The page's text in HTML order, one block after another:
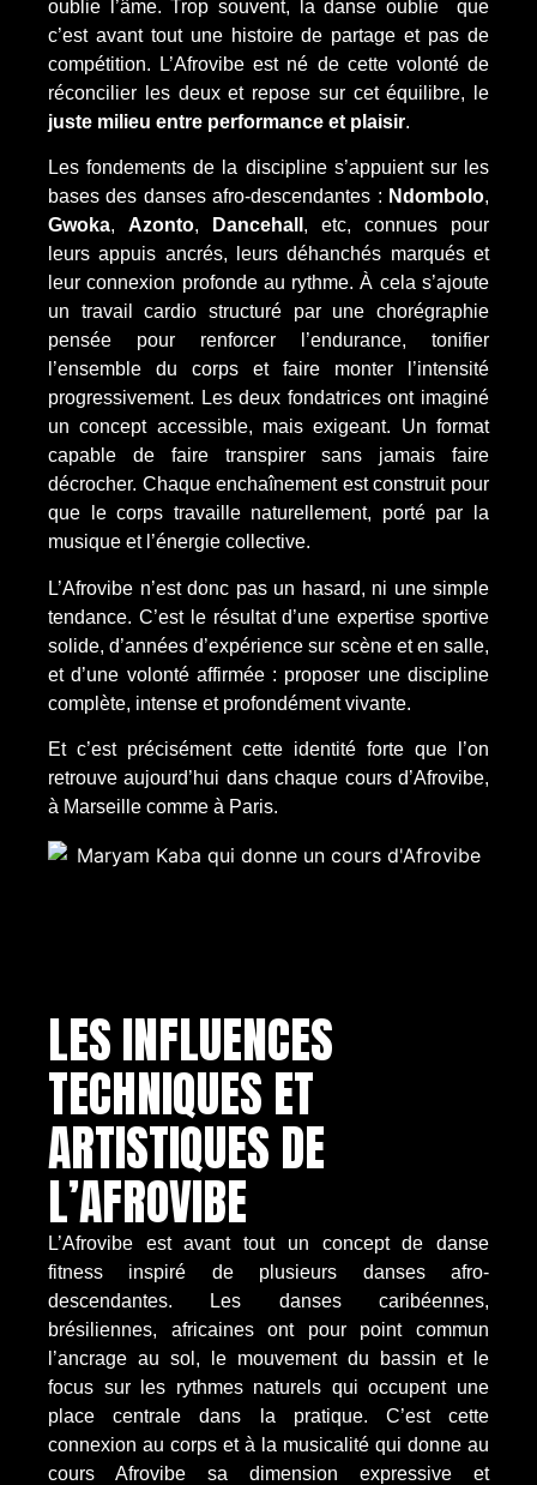
oublie l’âme. Trop souvent, la danse oublie que
c’est avant tout une histoire de partage et pas de
compétition. L’Afrovibe est né de cette volonté de
réconcilier les deux et repose sur cet équilibre, le
juste milieu entre performance et plaisir.
Les fondements de la discipline s’appuient sur les
bases des danses afro-descendantes : Ndombolo,
Gwoka, Azonto, Dancehall , etc, connues pour
leurs appuis ancrés, leurs déhanchés marqués et
leur connexion profonde au rythme. À cela s’ajoute
un travail cardio structuré par une chorégraphie
pensée pour renforcer l’endurance, tonifier
l’ensemble du corps et faire monter l’intensité
progressivement. Les deux fondatrices ont imaginé
un concept accessible, mais exigeant. Un format
capable de faire transpirer sans jamais faire
décrocher. Chaque enchaînement est construit pour
que le corps travaille naturellement, porté par la
musique et l’énergie collective.
L’Afrovibe n’est donc pas un hasard, ni une simple
tendance. C’est le résultat d’une expertise sportive
solide, d’années d’expérience sur scène et en salle,
et d’une volonté affirmée : proposer une discipline
complète, intense et profondément vivante.
Et c’est précisément cette identité forte que l’on
retrouve aujourd’hui dans chaque cours d’Afrovibe,
à Marseille comme à Paris.
LES INFLUENCES
TECHNIQUES ET
ARTISTIQUES DE
L’AFROVIBE
L’Afrovibe est avant tout un concept de danse
fitness inspiré de plusieurs danses afro-
descendantes. Les danses caribéennes,
brésiliennes, africaines ont pour point commun
l’ancrage au sol, le mouvement du bassin et le
focus sur les rythmes naturels qui occupent une
place centrale dans la pratique. C’est cette
connexion au corps et à la musicalité qui donne au
cours Afrovibe sa dimension expressive et